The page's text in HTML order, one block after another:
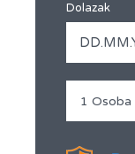
Dolazak
1 Osoba